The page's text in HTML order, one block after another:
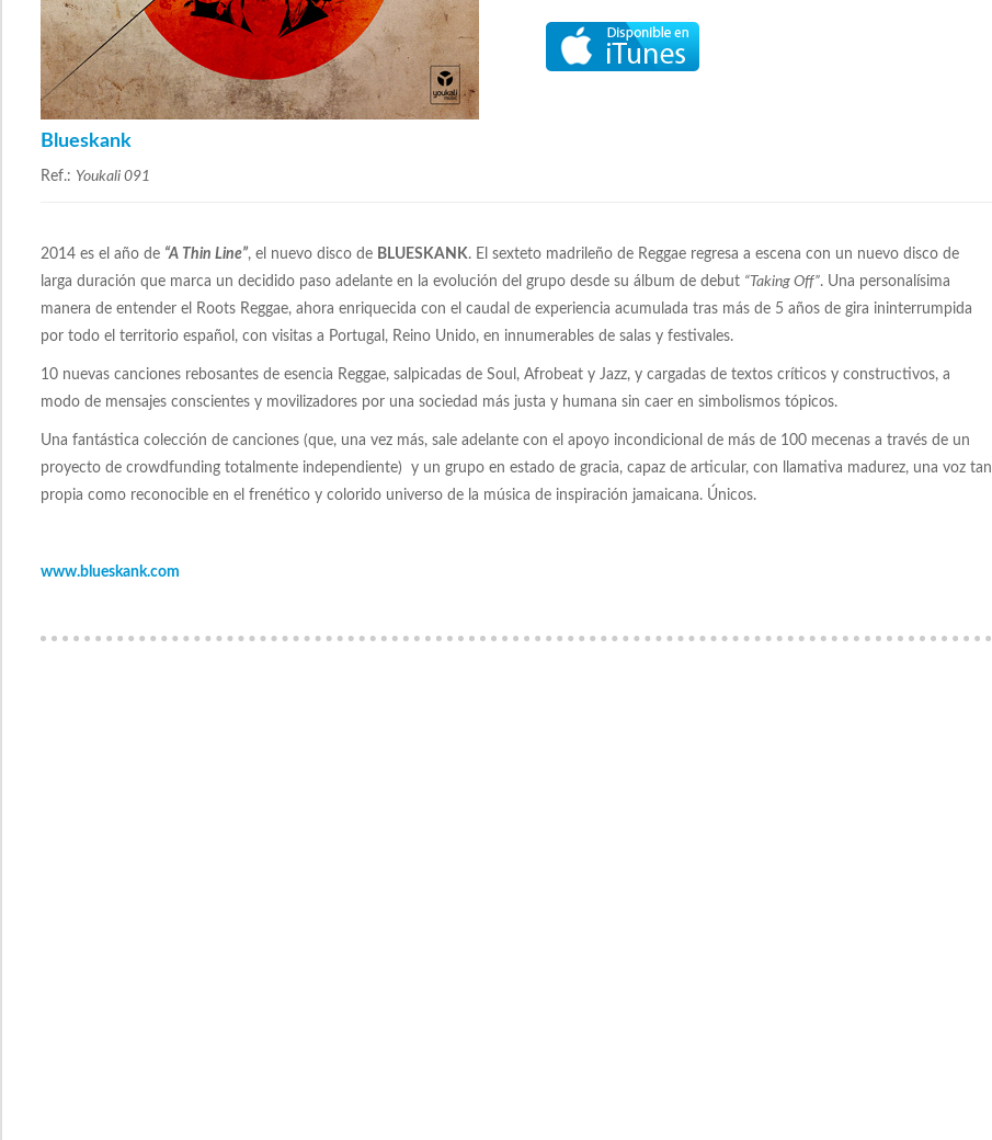
Blueskank
Ref.: Youkali 091
2014 es el año de “A Thin Line”, el nuevo disco de BLUESKANK. El sexteto madrileño de Reggae regresa a escena con un nuevo disco de
larga duración que marca un decidido paso adelante en la evolución del grupo desde su álbum de debut “Taking Off”. Una personalísima
manera de entender el Roots Reggae, ahora enriquecida con el caudal de experiencia acumulada tras más de 5 años de gira ininterrumpida
por todo el territorio español, con visitas a Portugal, Reino Unido, en innumerables de salas y festivales.
10 nuevas canciones rebosantes de esencia Reggae, salpicadas de Soul, Afrobeat y Jazz, y cargadas de textos críticos y constructivos, a
modo de mensajes conscientes y movilizadores por una sociedad más justa y humana sin caer en simbolismos tópicos.
Una fantástica colección de canciones (que, una vez más, sale adelante con el apoyo incondicional de más de 100 mecenas a través de un
proyecto de crowdfunding totalmente independiente) y un grupo en estado de gracia, capaz de articular, con llamativa madurez, una voz tan
propia como reconocible en el frenético y colorido universo de la música de inspiración jamaicana. Únicos.
www.blueskank.com